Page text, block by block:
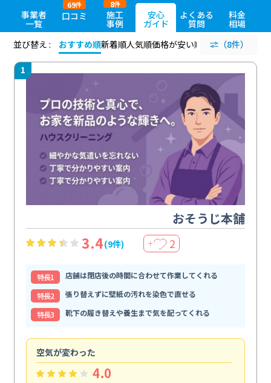
事業者
一覧
口コミ
69件
施工
事例
8件
安心
ガイド
よくある
質問
料金
相場
並び替え :
おすすめ順新着順人気順価格が安い順 評価が高い順
（8件）
1
おそうじ本舗
3.4(9件) ＋ 2
特⻑1
店舗は閉店後の時間に合わせて作業してくれる
特⻑2
張り替えずに壁紙の汚れを染色で直せる
特⻑3
靴下の履き替えや養生まで気を配ってくれる
空気が変わった
4.0